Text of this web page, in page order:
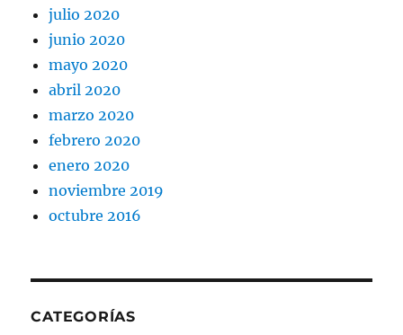
julio 2020
junio 2020
mayo 2020
abril 2020
marzo 2020
febrero 2020
enero 2020
noviembre 2019
octubre 2016
CATEGORÍAS